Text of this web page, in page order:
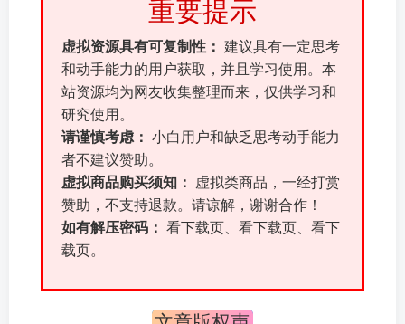
重要提示
虚拟资源具有可复制性： 建议具有一定思考
和动手能力的用户获取，并且学习使用。本
站资源均为网友收集整理而来，仅供学习和
研究使用。
请谨慎考虑： 小白用户和缺乏思考动手能力
者不建议赞助。
虚拟商品购买须知：
虚拟类商品，一经打赏
赞助，不支持退款。请谅解，谢谢合作！
如有解压密码： 看下载页、看下载页、看下
载页。